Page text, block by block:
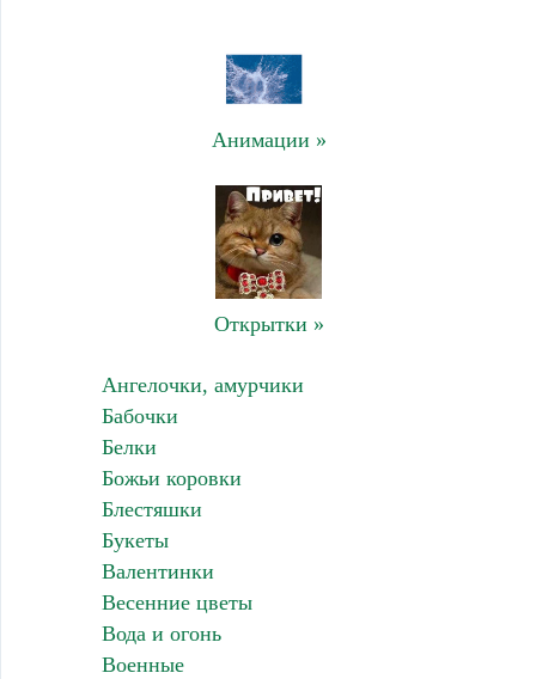
Анимации »
Открытки »
Ангелочки, амурчики
Бабочки
Белки
Божьи коровки
Блестяшки
Букеты
Валентинки
Весенние цветы
Вода и огонь
Военные